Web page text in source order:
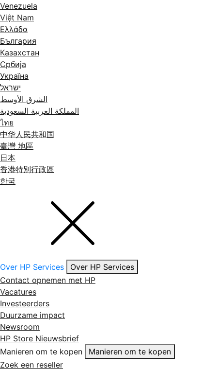
Venezuela
Việt Nam
Ελλάδα
България
Казахстан
Србија
Україна
ישראל
الشرق الأوسط
المملكة العربية السعودية
ไทย
中华人民共和国
臺灣 地區
日本
香港特別行政區
한국
Over HP Services
Over HP Services
Contact opnemen met HP
Vacatures
Investeerders
Duurzame impact
Newsroom
HP Store Nieuwsbrief
Manieren om te kopen
Manieren om te kopen
Zoek een reseller